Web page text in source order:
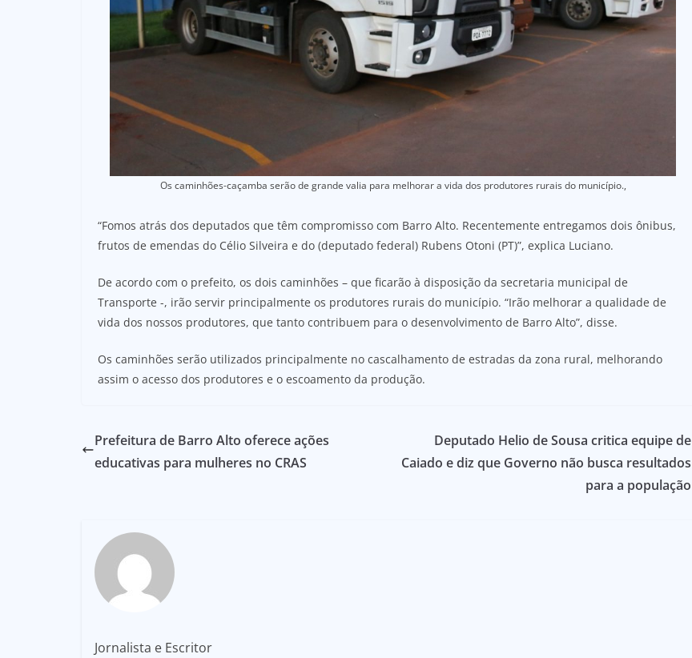
Os caminhões-caçamba serão de grande valia para melhorar a vida dos produtores rurais do município.,
“Fomos atrás dos deputados que têm compromisso com Barro Alto. Recentemente entregamos dois ônibus,
frutos de emendas do Célio Silveira e do (deputado federal) Rubens Otoni (PT)”, explica Luciano.
De acordo com o prefeito, os dois caminhões – que ficarão à disposição da secretaria municipal de
Transporte -, irão servir principalmente os produtores rurais do município. “Irão melhorar a qualidade de
vida dos nossos produtores, que tanto contribuem para o desenvolvimento de Barro Alto”, disse.
Os caminhões serão utilizados principalmente no cascalhamento de estradas da zona rural, melhorando
assim o acesso dos produtores e o escoamento da produção.
Prefeitura de Barro Alto oferece ações
educativas para mulheres no CRAS
Deputado Helio de Sousa critica equipe de
Caiado e diz que Governo não busca resultados
para a população
Jornalista e Escritor